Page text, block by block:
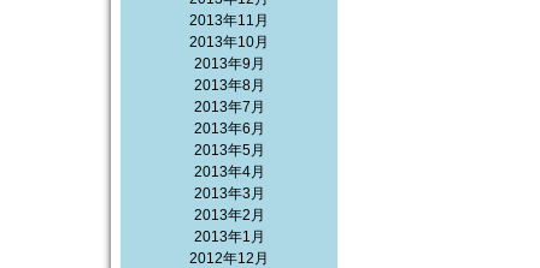
2013年11月
2013年10月
2013年9月
2013年8月
2013年7月
2013年6月
2013年5月
2013年4月
2013年3月
2013年2月
2013年1月
2012年12月